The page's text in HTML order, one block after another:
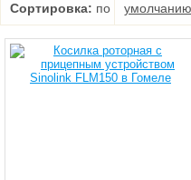
Сортировка: по умолчанию